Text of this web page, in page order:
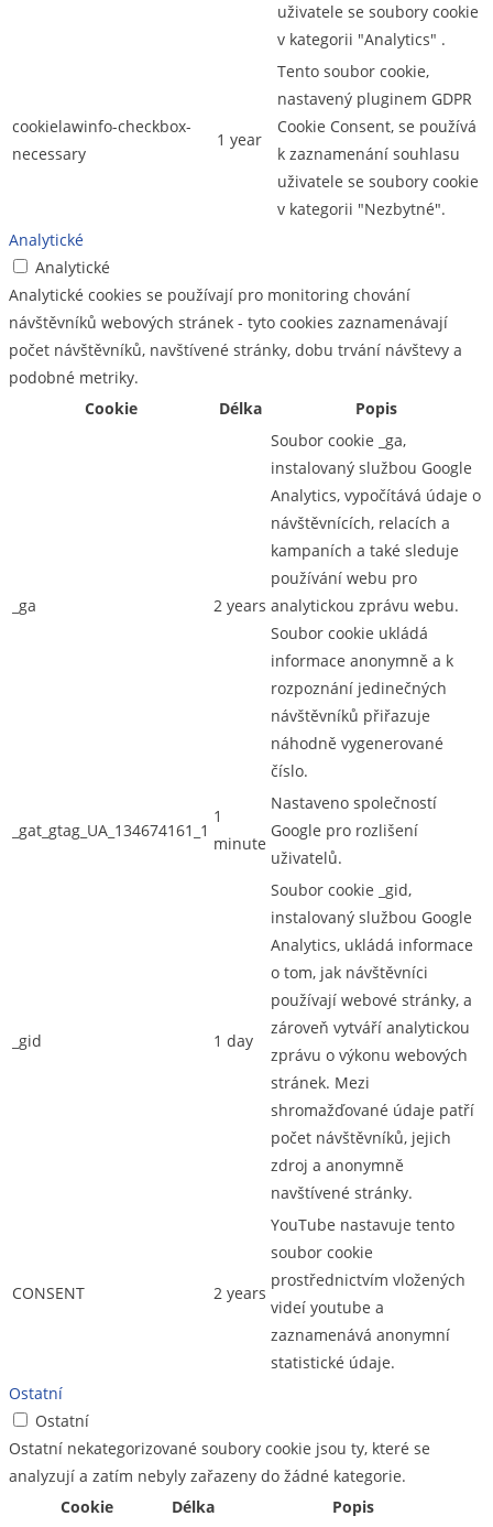
uživatele se soubory cookie
v kategorii "Analytics" .
cookielawinfo-checkbox-
necessary
1 year
Tento soubor cookie,
nastavený pluginem GDPR
Cookie Consent, se používá
k zaznamenání souhlasu
uživatele se soubory cookie
v kategorii "Nezbytné".
Analytické
Analytické
Analytické cookies se používají pro monitoring chování
návštěvníků webových stránek - tyto cookies zaznamenávají
počet návštěvníků, navštívené stránky, dobu trvání návštevy a
podobné metriky.
Cookie
Délka Popis
_ga 2 years
Soubor cookie _ga,
instalovaný službou Google
Analytics, vypočítává údaje o
návštěvnících, relacích a
kampaních a také sleduje
používání webu pro
analytickou zprávu webu.
Soubor cookie ukládá
informace anonymně a k
rozpoznání jedinečných
návštěvníků přiřazuje
náhodně vygenerované
číslo.
_gat_gtag_UA_134674161_1
1
minute
Nastaveno společností
Google pro rozlišení
uživatelů.
_gid 1 day
Soubor cookie _gid,
instalovaný službou Google
Analytics, ukládá informace
o tom, jak návštěvníci
používají webové stránky, a
zároveň vytváří analytickou
zprávu o výkonu webových
stránek. Mezi
shromažďované údaje patří
počet návštěvníků, jejich
zdroj a anonymně
navštívené stránky.
CONSENT 2 years
YouTube nastavuje tento
soubor cookie
prostřednictvím vložených
videí youtube a
zaznamenává anonymní
statistické údaje.
Ostatní
Ostatní
Ostatní nekategorizované soubory cookie jsou ty, které se
analyzují a zatím nebyly zařazeny do žádné kategorie.
Cookie
Délka Popis